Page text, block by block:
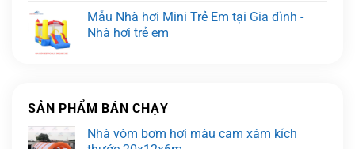
Mẫu Nhà hơi Mini Trẻ Em tại Gia đình -
Nhà hơi trẻ em
SẢN PHẨM BÁN CHẠY
Nhà vòm bơm hơi màu cam xám kích